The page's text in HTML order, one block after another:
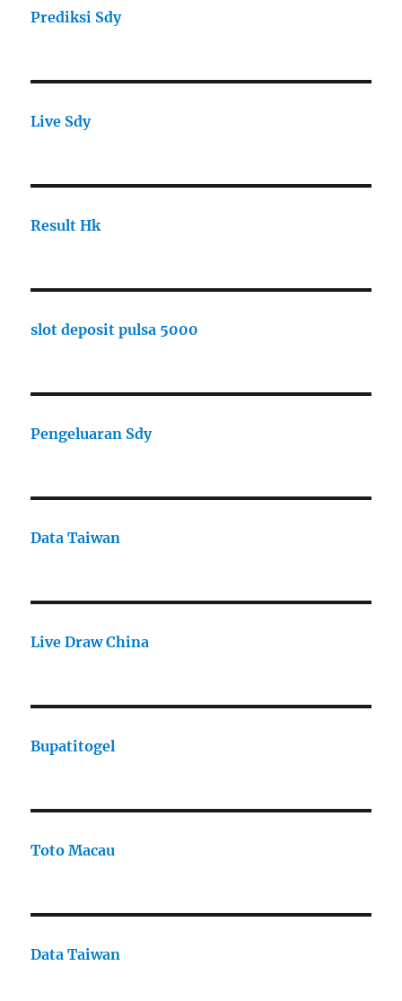
Prediksi Sdy
Live Sdy
Result Hk
slot deposit pulsa 5000
Pengeluaran Sdy
Data Taiwan
Live Draw China
Bupatitogel
Toto Macau
Data Taiwan